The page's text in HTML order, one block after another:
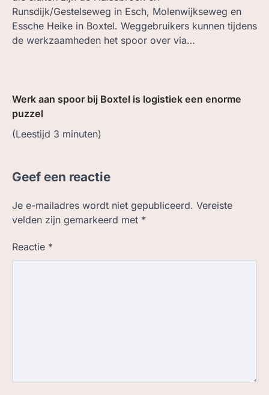
Runsdijk/Gestelseweg in Esch, Molenwijkseweg en
Essche Heike in Boxtel. Weggebruikers kunnen tijdens
de werkzaamheden het spoor over via…
Werk aan spoor bij Boxtel is logistiek een enorme
puzzel
(Leestijd 3 minuten)
Geef een reactie
Je e-mailadres wordt niet gepubliceerd. Vereiste
velden zijn gemarkeerd met *
Reactie *